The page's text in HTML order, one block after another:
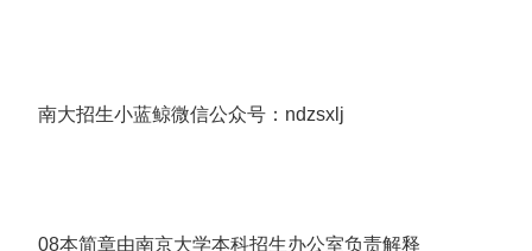
南大招生小蓝鲸微信公众号：ndzsxlj
08本简章由南京大学本科招生办公室负责解释